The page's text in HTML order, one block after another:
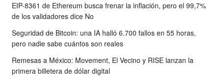
EIP-8361 de Ethereum busca frenar la inflación, pero el 99,7%
de los validadores dice No
Seguridad de Bitcoin: una IA halló 6.700 fallos en 55 horas,
pero nadie sabe cuántos son reales
Remesas a México: Movement, El Vecino y RISE lanzan la
primera billetera de dólar digital